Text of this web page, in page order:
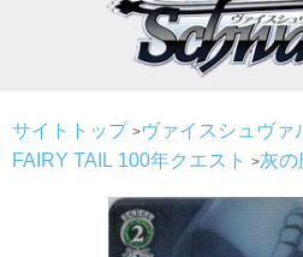
サイトトップ
ヴァイスシュヴァ
FAIRY TAIL 100年クエスト
灰の